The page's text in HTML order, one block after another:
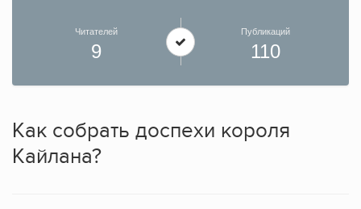
Читателей
9
Публикаций
110
Как собрать доспехи короля
Кайлана?